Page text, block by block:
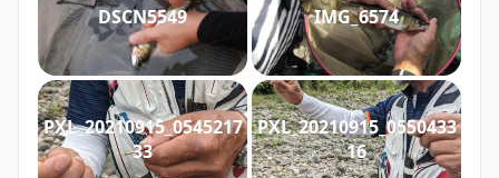
DSCN5549 IMG_6574
PXL_20210915_0545217
33
PXL_20210915_0550433
16